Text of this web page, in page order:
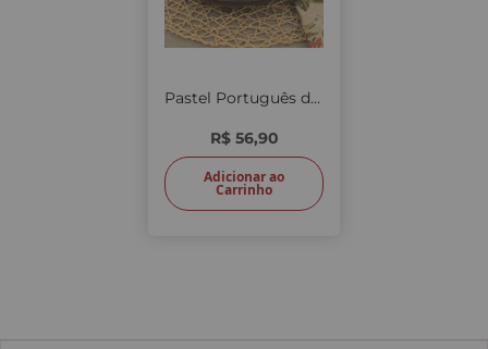
Pastel Português de Milho 12 unid.
R$ 56,90
Adicionar ao
Carrinho